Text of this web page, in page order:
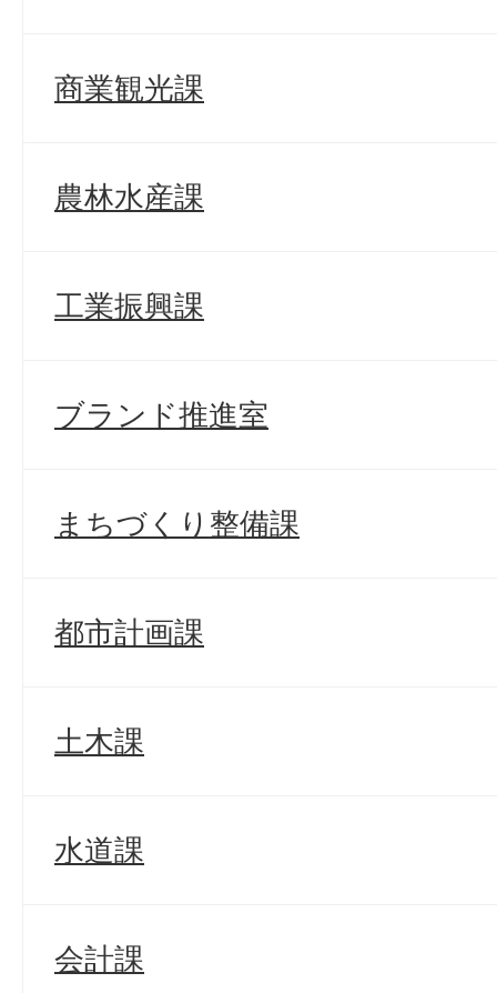
商業観光課
農林水産課
工業振興課
ブランド推進室
まちづくり整備課
都市計画課
土木課
水道課
会計課